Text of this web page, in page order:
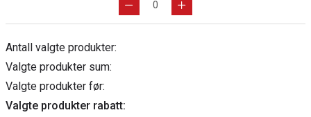
Antall valgte produkter:
Valgte produkter sum:
Valgte produkter før:
Valgte produkter rabatt: